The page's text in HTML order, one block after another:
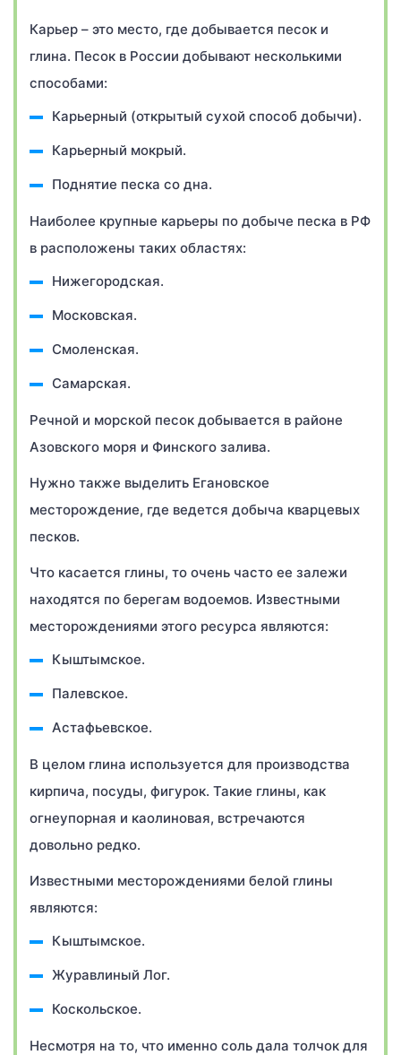
Карьер – это место, где добывается песок и
глина. Песок в России добывают несколькими
способами:
Карьерный (открытый сухой способ добычи).
Карьерный мокрый.
Поднятие песка со дна.
Наиболее крупные карьеры по добыче песка в РФ
в расположены таких областях:
Нижегородская.
Московская.
Смоленская.
Самарская.
Речной и морской песок добывается в районе
Азовского моря и Финского залива.
Нужно также выделить Егановское
месторождение, где ведется добыча кварцевых
песков.
Что касается глины, то очень часто ее залежи
находятся по берегам водоемов. Известными
месторождениями этого ресурса являются:
Кыштымское.
Палевское.
Астафьевское.
В целом глина используется для производства
кирпича, посуды, фигурок. Такие глины, как
огнеупорная и каолиновая, встречаются
довольно редко.
Известными месторождениями белой глины
являются:
Кыштымское.
Журавлиный Лог.
Коскольское.
Несмотря на то, что именно соль дала толчок для